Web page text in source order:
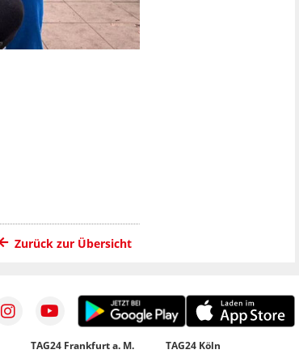
Zurück zur Übersicht
TAG24 Frankfurt a. M.
TAG24 Köln